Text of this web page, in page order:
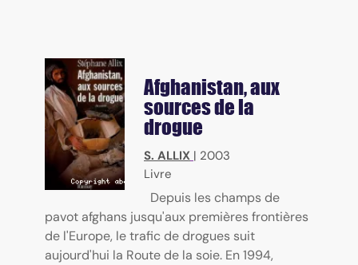
Afghanistan, aux
sources de la
drogue
S. ALLIX | 2003
Livre
Depuis les champs de
pavot afghans jusqu'aux premières frontières
de l'Europe, le trafic de drogues suit
aujourd'hui la Route de la soie. En 1994,